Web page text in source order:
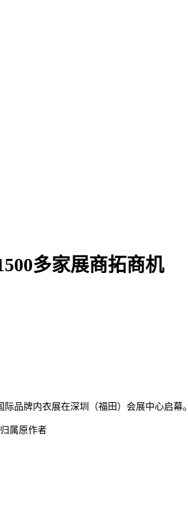
多家展商拓商机
品牌内衣展在深圳（福田）会展中心启幕。
属原作者